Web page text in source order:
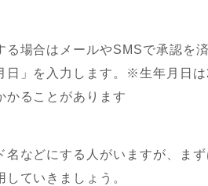
場合はメールやSMSで承認を
日」を入力します。※生年月日
かることがあります
名などにする人がいますが、ま
ていきましょう。